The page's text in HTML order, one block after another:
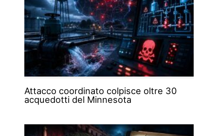
Attacco coordinato colpisce oltre 30
acquedotti del Minnesota